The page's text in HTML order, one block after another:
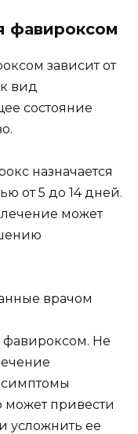
фавироксом
зависит от
вид
состояние
назначается
от 5 до 14 дней.
лечение может
врачом
фавироксом. Не
может привести
усложнить ее